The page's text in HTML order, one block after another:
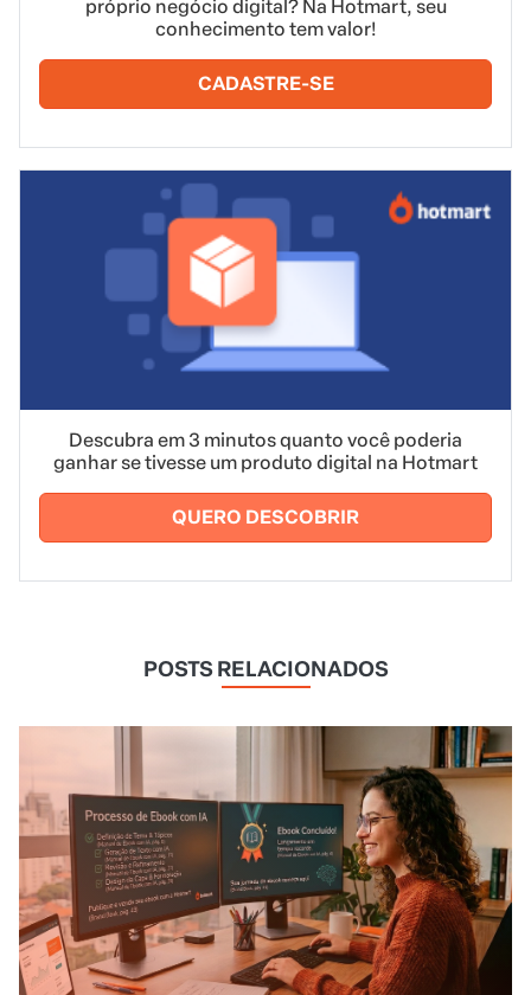
próprio negócio digital? Na Hotmart, seu
conhecimento tem valor!
CADASTRE-SE
Descubra em 3 minutos quanto você poderia
ganhar se tivesse um produto digital na Hotmart
QUERO DESCOBRIR
POSTS RELACIONADOS